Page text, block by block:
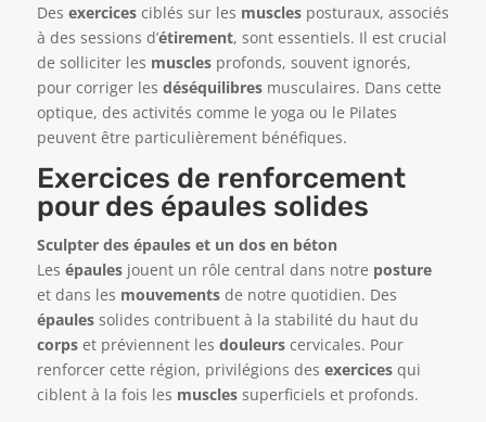
Des exercicesciblés sur les musclesposturaux, associés
à des sessions d’étirement, sont essentiels. Il est crucial
de solliciter les musclesprofonds, souvent ignorés,
pour corriger les déséquilibresmusculaires. Dans cette
optique, des activités comme le yoga ou le Pilates
peuvent être particulièrement bénéfiques.
Exercices de renforcement
pour des épaules solides
Sculpter des épaules et un dos en béton
Les épaulesjouent un rôle central dans notre posture
et dans les mouvementsde notre quotidien. Des
épaulessolides contribuent à la stabilité du haut du
corpset préviennent les douleurscervicales. Pour
renforcer cette région, privilégions des exercicesqui
ciblent à la fois les musclessuperficiels et profonds.